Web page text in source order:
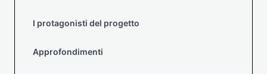
I protagonisti del progetto
Approfondimenti